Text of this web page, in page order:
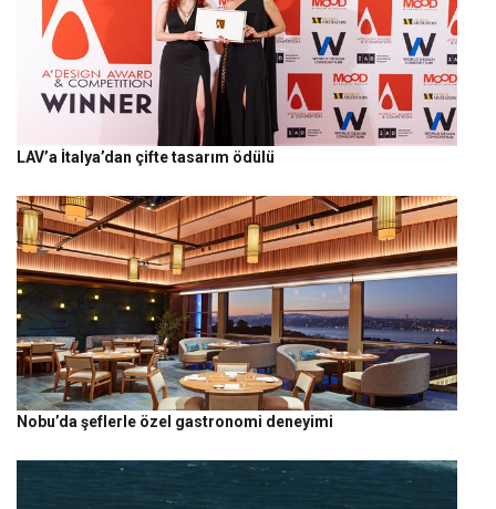
LAV’a İtalya’dan çifte tasarım ödülü
Nobu’da şeflerle özel gastronomi deneyimi